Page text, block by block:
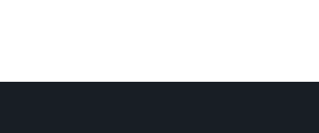
Naziv i vrsta robe: